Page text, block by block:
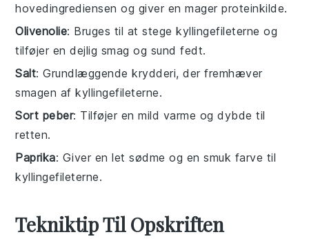
hovedingrediensen og giver en mager proteinkilde.
Olivenolie: Bruges til at stege kyllingefileterne og
tilføjer en dejlig smag og sund fedt.
Salt: Grundlæggende krydderi, der fremhæver
smagen af kyllingefileterne.
Sort peber: Tilføjer en mild varme og dybde til
retten.
Paprika: Giver en let sødme og en smuk farve til
kyllingefileterne.
Tekniktip Til Opskriften